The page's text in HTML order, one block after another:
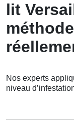
lit
Nos experts
niveau